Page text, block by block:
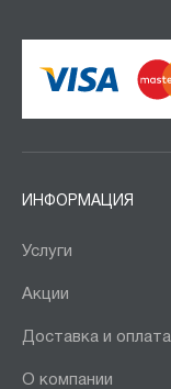
ИНФОРМАЦИЯ
Услуги
Акции
Доставка и оплата
О компании